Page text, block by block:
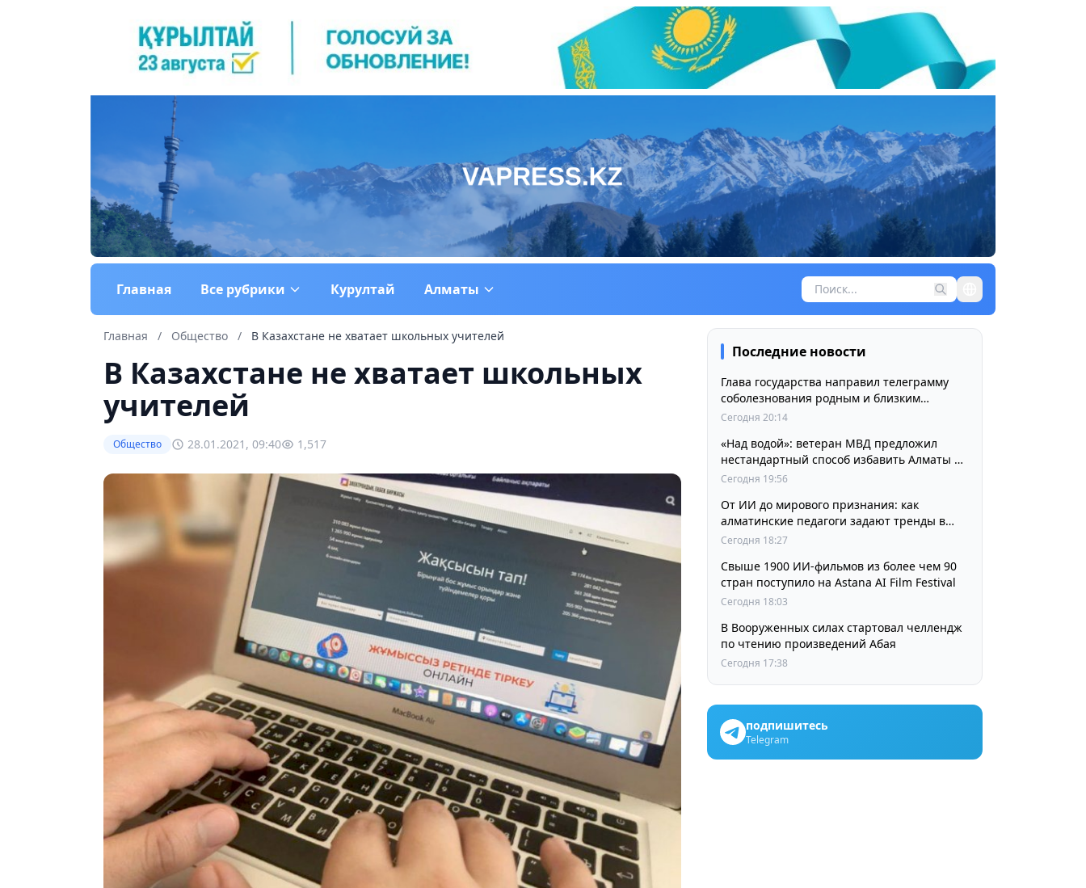
Главная Все рубрики Курултай Алматы
Главная / Общество / В Казахстане не хватает школьных учителей
В Казахстане не хватает школьных
учителей
Общество 28.01.2021, 09:40 1,517
Последние новости
Глава государства направил телеграмму
соболезнования родным и близким
выдающегося кинорежиссера Ардака
Сегодня 20:14
«Над водой»: ветеран МВД предложил
нестандартный способ избавить Алматы от
пробок и смога
Сегодня 19:56
От ИИ до мирового признания: как
алматинские педагоги задают тренды в
изучении языков
Сегодня 18:27
Свыше 1900 ИИ-фильмов из более чем 90
стран поступило на Astana AI Film Festival
Сегодня 18:03
В Вооруженных силах стартовал челлендж
по чтению произведений Абая
Сегодня 17:38
подпишитесь
Telegram